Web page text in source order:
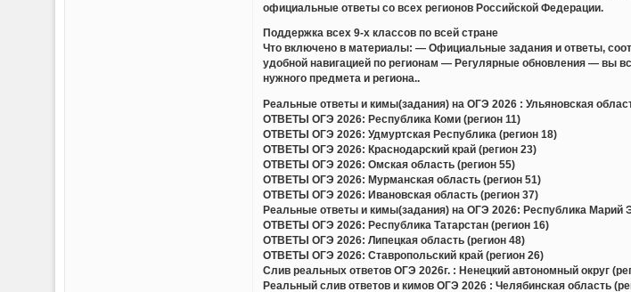
официальные ответы со всех регионов Российской Федерации.
Поддержка всех 9-х классов по всей стране
Что включено в материалы: — Официальные задания и ответы,
удобной навигацией по регионам — Регулярные обновления —
нужного предмета и региона..
Реальные ответы и кимы(задания) на ОГЭ 2026 : Ульяновская
ОТВЕТЫ ОГЭ 2026: Республика Коми (регион 11)
ОТВЕТЫ ОГЭ 2026: Удмуртская Республика (регион 18)
ОТВЕТЫ ОГЭ 2026: Краснодарский край (регион 23)
ОТВЕТЫ ОГЭ 2026: Омская область (регион 55)
ОТВЕТЫ ОГЭ 2026: Мурманская область (регион 51)
ОТВЕТЫ ОГЭ 2026: Ивановская область (регион 37)
Реальные ответы и кимы(задания) на ОГЭ 2026: Республика Марий
ОТВЕТЫ ОГЭ 2026: Республика Татарстан (регион 16)
ОТВЕТЫ ОГЭ 2026: Липецкая область (регион 48)
ОТВЕТЫ ОГЭ 2026: Ставропольский край (регион 26)
Слив реальных ответов ОГЭ 2026г. : Ненецкий автономный округ
Реальный слив ответов и кимов ОГЭ 2026 : Челябинская область